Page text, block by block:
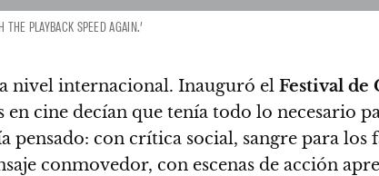
PLAYBACK SPEED AGAIN.’
nivel internacional. Inauguró el Festival de
cine decían que tenía todo lo necesario
pensado: con crítica social, sangre para los
conmovedor, con escenas de acción